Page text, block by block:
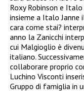
Roxy Robinson e
insieme a Italo Janne
cara come stai?
anno la Zanicchi
cui Malgioglio è
italiano.
collaborare proprio
Luchino Visconti
Gruppo di famiglia in